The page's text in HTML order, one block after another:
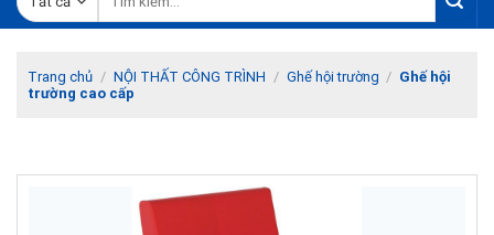
kiếm:
Trang chủ / NỘI THẤT CÔNG TRÌNH / Ghế hội trường / Ghế hội
trường cao cấp